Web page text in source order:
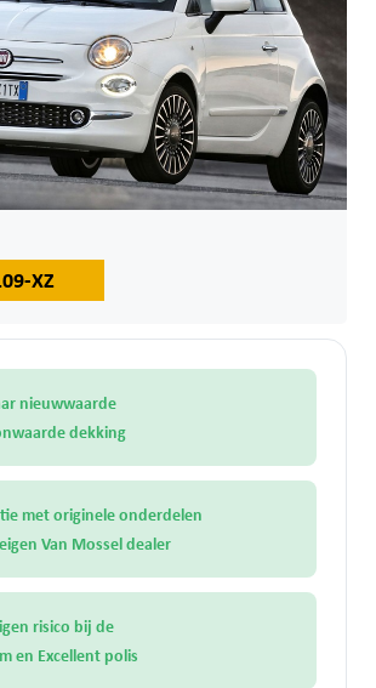
XZ
nieuwwaarde
dekking
met originele onderdelen
Van Mossel dealer
risico bij de
en Excellent polis